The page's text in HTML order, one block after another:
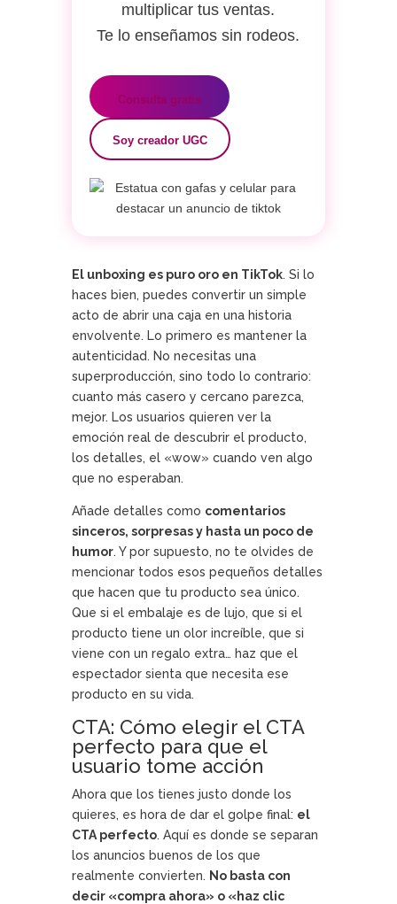
multiplicar tus ventas.
Te lo enseñamos sin rodeos.
Consulta gratis
Soy creador UGC
El unboxing es puro oro en TikTok. Si lo
haces bien, puedes convertir un simple
acto de abrir una caja en una historia
envolvente. Lo primero es mantener la
autenticidad. No necesitas una
superproducción, sino todo lo contrario:
cuanto más casero y cercano parezca,
mejor. Los usuarios quieren ver la
emoción real de descubrir el producto,
los detalles, el «wow» cuando ven algo
que no esperaban.
Añade detalles como comentarios
sinceros, sorpresas y hasta un poco de
humor. Y por supuesto, no te olvides de
mencionar todos esos pequeños detalles
que hacen que tu producto sea único.
Que si el embalaje es de lujo, que si el
producto tiene un olor increíble, que si
viene con un regalo extra… haz que el
espectador sienta que necesita ese
producto en su vida.
CTA: Cómo elegir el CTA
perfecto para que el
usuario tome acción
Ahora que los tienes justo donde los
quieres, es hora de dar el golpe final: el
CTA perfecto. Aquí es donde se separan
los anuncios buenos de los que
realmente convierten. No basta con
decir «compra ahora» o «haz clic